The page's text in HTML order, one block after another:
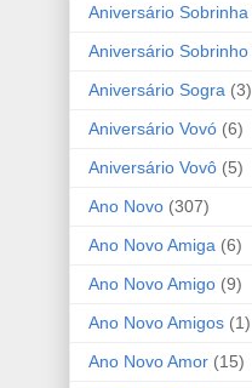
Aniversário Sobrinha
Aniversário Sobrinho
Aniversário Sogra (3)
Aniversário Vovó (6)
Aniversário Vovô (5)
Ano Novo (307)
Ano Novo Amiga (6)
Ano Novo Amigo (9)
Ano Novo Amigos (1)
Ano Novo Amor (15)